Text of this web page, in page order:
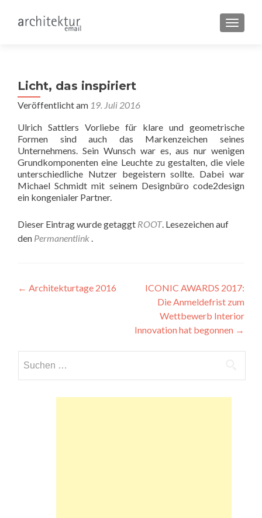
Licht, das inspiriert
Veröffentlicht am 19. Juli 2016
Ulrich Sattlers Vorliebe für klare und geometrische
Formen sind auch das Markenzeichen seines
Unternehmens. Sein Wunsch war es, aus nur wenigen
Grundkomponenten eine Leuchte zu gestalten, die viele
unterschiedliche Nutzer begeistern sollte. Dabei war
Michael Schmidt mit seinem Designbüro code2design
ein kongenialer Partner.
Dieser Eintrag wurde getaggt ROOT. Lesezeichen auf
den Permanentlink .
Beitragsnavigation
← Architekturtage 2016
ICONIC AWARDS 2017:
Die Anmeldefrist zum
Wettbewerb Interior
Innovation hat begonnen →
nach: